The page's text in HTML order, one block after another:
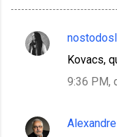
C
n
Kovacs,
9:36 PM,